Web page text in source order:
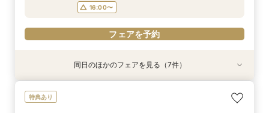
16:00〜
フェアを予約
特典あり 動画あり
＼初見学に◎／心躍る花嫁の第一歩♪見積もり相
特典あり
【料理重視の方お勧め】厳選牛＆オマール×オー
【オンライン開催】遠方在住でも安心◆バーチャ
特典あり
【マタニティ花嫁】貸切空間＆短期間でもOKの
特典あり
【少人数W】挙式＆会食プラン♪白樺の森チャペ
特典あり
《徹底比較*2件目以降の方へ》見積り相談×憧れ
特典あり同日のほかのフェアを見る（7件）
特典あり